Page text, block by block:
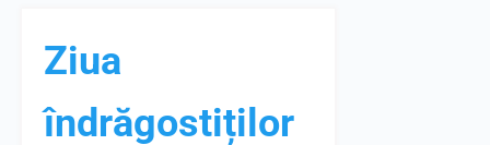
Ziua
îndrăgostiților